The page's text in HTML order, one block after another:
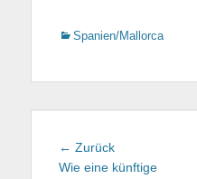
Kategorien
Spanien/Mallorca
Beitragsnavigation
← Zurück
Beitrag:
Wie eine künftige